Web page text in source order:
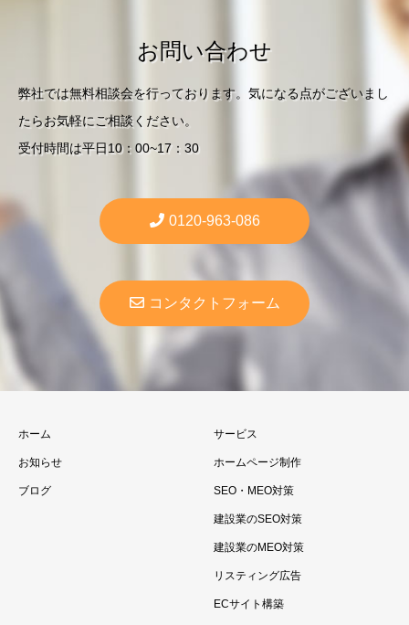
お問い合わせ
弊社では無料相談会を行っております。気になる点がございまし
たらお気軽にご相談ください。
受付時間は平日10：00~17：30
0120-963-086
コンタクトフォーム
ホーム
お知らせ
ブログ
サービス
ホームページ制作
SEO・MEO対策
建設業のSEO対策
建設業のMEO対策
リスティング広告
ECサイト構築